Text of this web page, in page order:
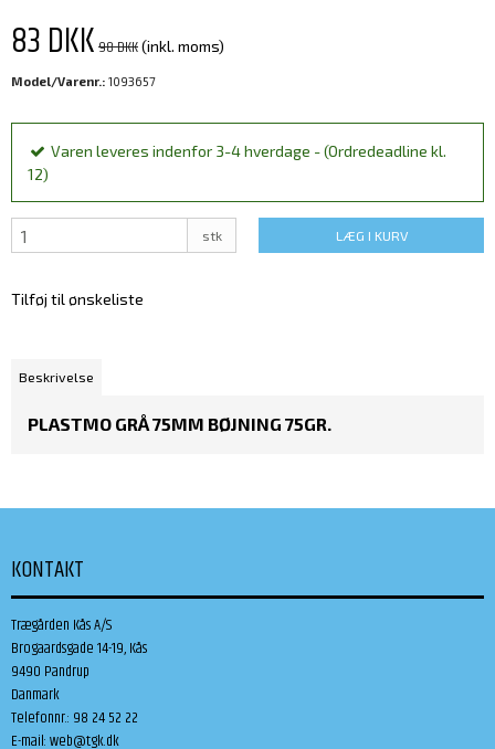
83 DKK98 DKK(inkl. moms)
Model/Varenr.: 1093657
Varen leveres indenfor 3-4 hverdage - (Ordredeadline kl.
12)
stk LÆG I KURV
Tilføj til ønskeliste
Beskrivelse
PLASTMO GRÅ 75MM BØJNING 75GR.
KONTAKT
Trægården Kås A/S
Brogaardsgade 14-19, Kås
9490 Pandrup
Danmark
Telefonnr.: 98 24 52 22
E-mail:web@tgk.dk